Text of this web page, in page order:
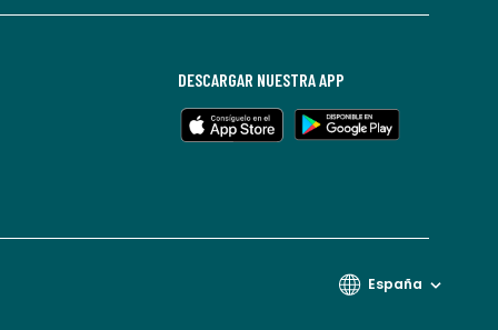
DESCARGAR NUESTRA APP
España